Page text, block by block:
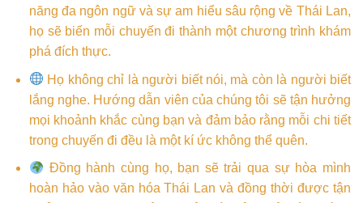
năng đa ngôn ngữ và sự am hiểu sâu rộng về Thái Lan,
họ sẽ biến mỗi chuyến đi thành một chương trình khám
phá đích thực.
Họ không chỉ là người biết nói, mà còn là người biết
lắng nghe. Hướng dẫn viên của chúng tôi sẽ tận hưởng
mọi khoảnh khắc cùng bạn và đảm bảo rằng mỗi chi tiết
trong chuyến đi đều là một kí ức không thể quên.
Đồng hành cùng họ, bạn sẽ trải qua sự hòa mình
hoàn hảo vào văn hóa Thái Lan và đồng thời được tận